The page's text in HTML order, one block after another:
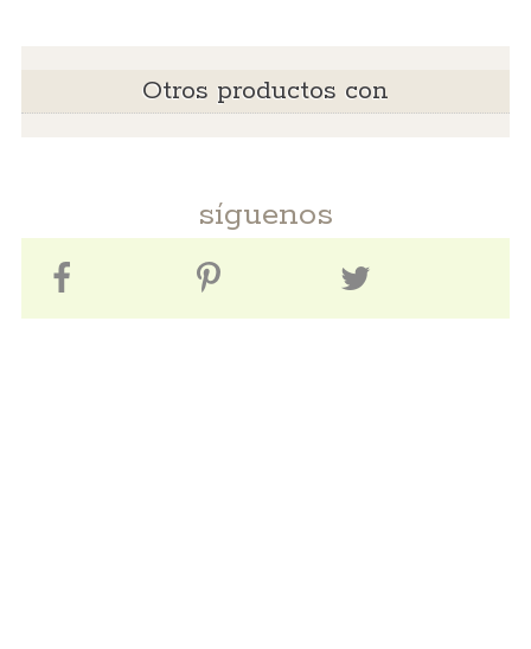
Otros productos con
síguenos